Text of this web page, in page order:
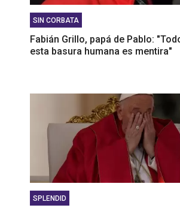
SIN CORBATA
Fabián Grillo, papá de Pablo:
esta basura humana es mentira"
SPLENDID